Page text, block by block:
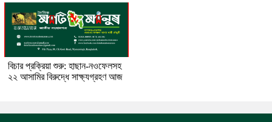
বিচার প্রক্রিয়া শুরু: হাছান-নওফেলসহ
২২ আসামির বিরুদ্ধে সাক্ষ্যগ্রহণ আজ